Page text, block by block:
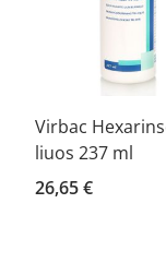
Virbac
liuos 237 ml
26,65 €